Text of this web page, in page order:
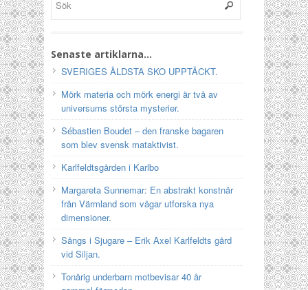
Senaste artiklarna…
SVERIGES ÄLDSTA SKO UPPTÄCKT.
Mörk materia och mörk energi är två av
universums största mysterier.
Sébastien Boudet – den franske bagaren
som blev svensk mataktivist.
Karlfeldtsgården i Karlbo
Margareta Sunnemar: En abstrakt konstnär
från Värmland som vågar utforska nya
dimensioner.
Sångs i Sjugare – Erik Axel Karlfeldts gård
vid Siljan.
Tonårig underbarn motbevisar 40 år